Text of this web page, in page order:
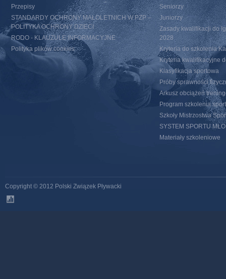
Przepisy
STANDARDY OCHRONY MAŁOLETNICH W PZP –
POLITYKA OCHRONY DZIECI
RODO - KLAUZULE INFORMACYJNE
Polityka plików cookies
Seniorzy
Juniorzy
Zasady kwalifikacji do
2028
Kryteria do szkolenia
Kryteria kwalifikacyjne
Klasyfikacja sportowa
Próby sprawności
Arkusz obciążeń
Program szkolenia
Szkoły Mistrzostwa
SYSTEM SPORTU
Materiały szkoleniowe
Copyright © 2012 Polski Związek Pływacki